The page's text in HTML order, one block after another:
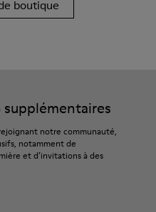
boutique
supplémentaires
notre communauté,
notamment de
et d’invitations à des